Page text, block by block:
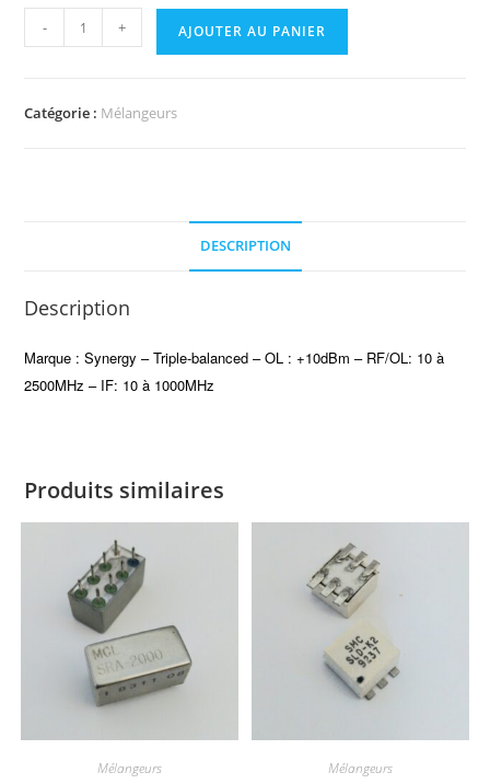
quantité
de
CLP-
- + AJOUTER AU PANIER
Catégorie : Mélangeurs
DESCRIPTION
Description
Marque : Synergy – Triple-balanced – OL : +10dBm – RF/OL: 10 à
2500MHz – IF: 10 à 1000MHz
Produits similaires
Mélangeurs Mélangeurs